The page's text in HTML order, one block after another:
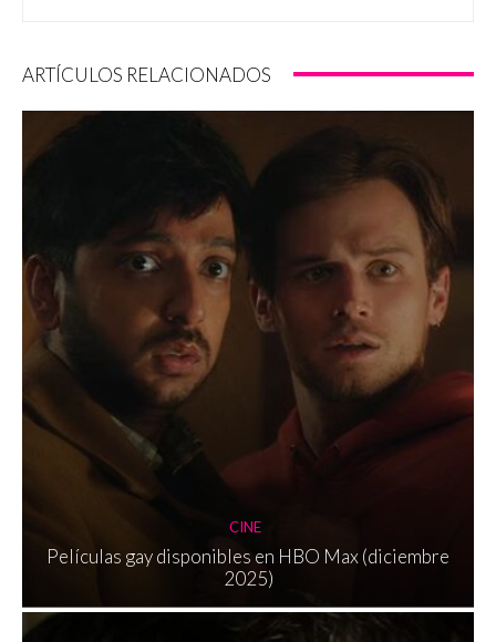
ARTÍCULOS RELACIONADOS
CINE
Películas gay disponibles en HBO Max (diciembre
2025)